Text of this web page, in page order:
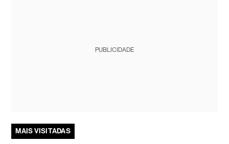
PUBLICIDADE
MAIS VISITADAS